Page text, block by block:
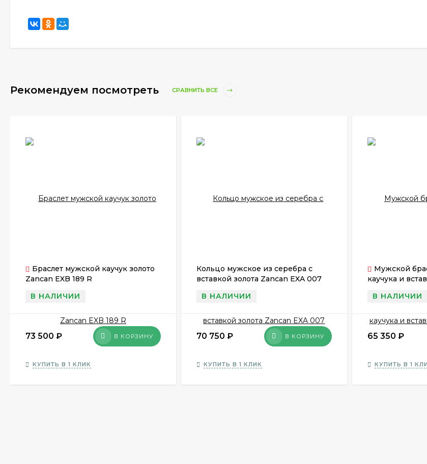
Рекомендуем посмотреть СРАВНИТЬ ВСЕ
Браслет мужской каучук золото
Zancan EXB 189 R
В НАЛИЧИИ
73 500 ₽ В КОРЗИНУ
КУПИТЬ В 1 КЛИК
Кольцо мужское из серебра с
вставкой золота Zancan EXA 007
В НАЛИЧИИ
70 750 ₽ В КОРЗИНУ
КУПИТЬ В 1 КЛИК
Мужской
каучука и
В НАЛИЧИИ
65 350 ₽
КУПИТЬ В 1